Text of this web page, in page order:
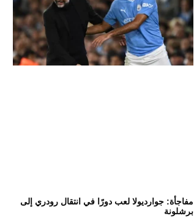
مفاجأة: جوارديولا لعب دورًا في انتقال رودري إلى
برشلونة